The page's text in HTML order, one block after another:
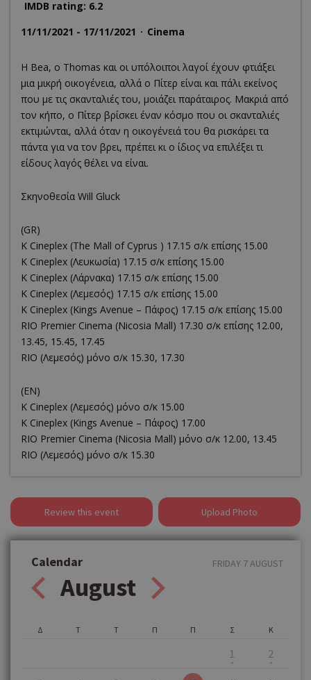
IMDB rating: 6.2
11/11/2021 - 17/11/2021
Cinema
Η Bea, ο Thomas και οι υπόλοιποι λαγοί έχουν φτιάξει
μια μικρή οικογένεια, αλλά ο Πίτερ είναι και πάλι εκείνος
που με τις σκανταλιές του, μοιάζει παράταιρος. Μακριά από
τον κήπο, ο Πίτερ βρίσκει έναν κόσμο που οι σκανταλιές
εκτιμώνται, αλλά όταν η οικογένειά του θα ρισκάρει τα
πάντα για να τον βρει, πρέπει κι ο ίδιος να επιλέξει τι
είδους λαγός θέλει να είναι.
Σκηνοθεσία Will Gluck
(GR)
K Cineplex (The Mall of Cyprus ) 17.15 σ/κ επίσης 15.00
K Cineplex (Λευκωσία) 17.15 σ/κ επίσης 15.00
K Cineplex (Λάρνακα) 17.15 σ/κ επίσης 15.00
K Cineplex (Λεμεσός) 17.15 σ/κ επίσης 15.00
K Cineplex (Kings Avenue – Πάφος) 17.15 σ/κ επίσης 15.00
RΙΟ Premier Cinema (Νicosia Mall) 17.30 σ/κ επίσης 12.00,
13.45, 15.45, 17.45
RIO (Λεμεσός) μόνο σ/κ 15.30, 17.30
(EN)
K Cineplex (Λεμεσός) μόνο σ/κ 15.00
K Cineplex (Kings Avenue – Πάφος) 17.00
RΙΟ Premier Cinema (Νicosia Mall) μόνο σ/κ 12.00, 13.45
RIO (Λεμεσός) μόνο σ/κ 15.30
Review this event Upload Photo
Calendar
August
FRIDAY 7 AUGUST
Δ Τ Τ Π Π Σ
1
Κ
2